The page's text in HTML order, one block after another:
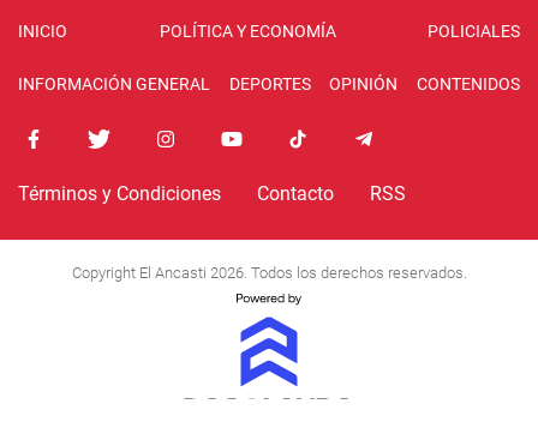
INICIO POLÍTICA Y ECONOMÍA POLICIALES
INFORMACIÓN GENERAL DEPORTES OPINIÓN CONTENIDOS
Términos y Condiciones Contacto RSS
Copyright El Ancasti 2026. Todos los derechos reservados.